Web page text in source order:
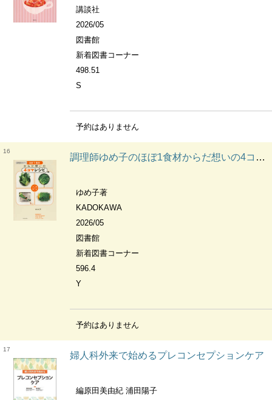
講談社
2026/05
図書館
新着図書コーナー
498.51
S
予約はありません
16
調理師ゆめ子のほぼ1食材からだ想いの4コマレシピ YUMEKO'S ALMOST ONE-INGREDIENT 4-PANEL RECIPES FOR HEALTHY LIVING
ゆめ子著
KADOKAWA
2026/05
図書館
新着図書コーナー
596.4
Y
予約はありません
17
婦人科外来で始めるプレコンセプションケア
編原田美由紀 浦田陽子